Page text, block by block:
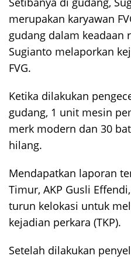
merupakan karyawan
gudang dalam keadaan
Sugianto melaporkan
FVG.
Ketika dilakukan
gudang, 1 unit mesin
merk modern dan 30
hilang.
Mendapatkan laporan
Timur, AKP Gusli
turun kelokasi untuk
kejadian perkara (TKP).
Setelah dilakukan